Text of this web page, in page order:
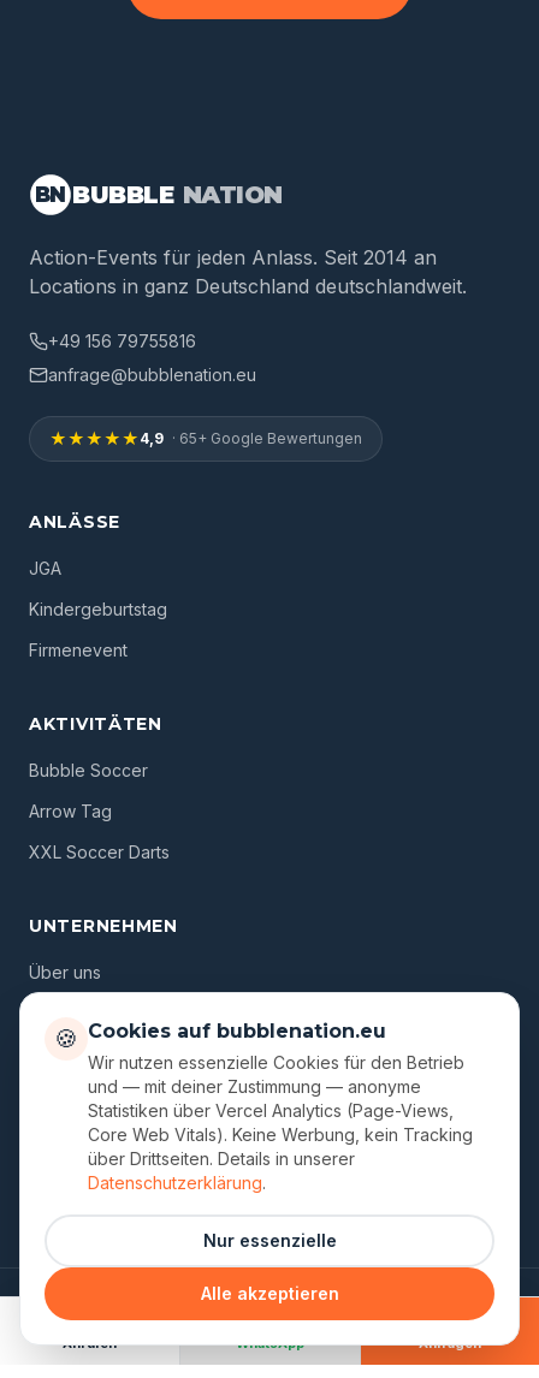
BN BUBBLE NATION
Action-Events für jeden Anlass. Seit 2014 an
Locations in ganz Deutschland deutschlandweit.
+49 156 79755816
anfrage@bubblenation.eu
★★★★★ 4,9 · 65+ Google Bewertungen
ANLÄSSE
JGA
Kindergeburtstag
Firmenevent
AKTIVITÄTEN
Bubble Soccer
Arrow Tag
XXL Soccer Darts
UNTERNEHMEN
Über uns
Gutscheine
© 2026 Bubble Nation. Ein Unternehmen von Dmitri Semjonov.
ImpressumDatenschutzAGBCookie-Einstellungen
Anrufen WhatsApp Anfragen
🍪 Cookies auf bubblenation.eu
Wir nutzen essenzielle Cookies für den Betrieb
und — mit deiner Zustimmung — anonyme
Statistiken über Vercel Analytics (Page-Views,
Core Web Vitals). Keine Werbung, kein Tracking
über Drittseiten. Details in unserer
Datenschutzerklärung.
Nur essenzielle
Alle akzeptieren